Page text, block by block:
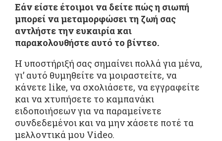
Εάν είστε έτοιμοι να δείτε πώς η σιωπή
μπορεί να μεταμορφώσει τη ζωή σας
αντλήστε την ευκαιρία και
παρακολουθήστε αυτό το βίντεο.
Η υποστήριξή σας σημαίνει πολλά για μένα,
γι’ αυτό θυμηθείτε να μοιραστείτε, να
κάνετε like, να σχολιάσετε, να εγγραφείτε
και να χτυπήσετε το καμπανάκι
ειδοποιήσεων για να παραμείνετε
συνδεδεμένοι και να μην χάσετε ποτέ τα
μελλοντικά μου Video.